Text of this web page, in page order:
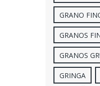
GRANO
GRANOS
GRANOS
GRINGA